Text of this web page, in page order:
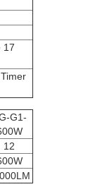
17
G1-
12